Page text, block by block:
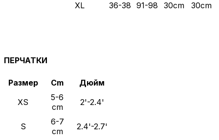
XL
36-38 91-98 30cm 30cm
ПЕРЧАТКИ
Размер Cm
Дюйм
XS
5-6
cm
2'-2.4'
S
6-7
cm
2.4'-2.7'